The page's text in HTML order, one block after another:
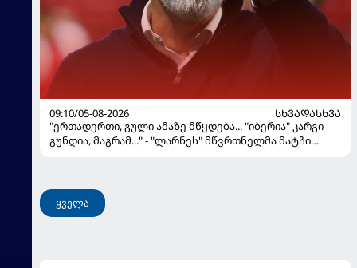
09:10/05-08-2026
ᲡᲮᲕᲐᲓᲐᲡᲮᲕᲐ
"ერთადერთი, გული ამაზე მწყდება... "იბერია" კარგი
გუნდია, მაგრამ..." - "ლარნეს" მწვრთნელმა მატჩი
ყველა